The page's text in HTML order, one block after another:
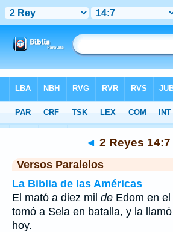
>2 Reyes Capítulo 14 > Verso 7
◄ 2 Reyes 14:7
Versos Paralelos
La Biblia de las Américas
El mató a diez mil de Edom en
tomó a Sela en batalla, y la
hoy.